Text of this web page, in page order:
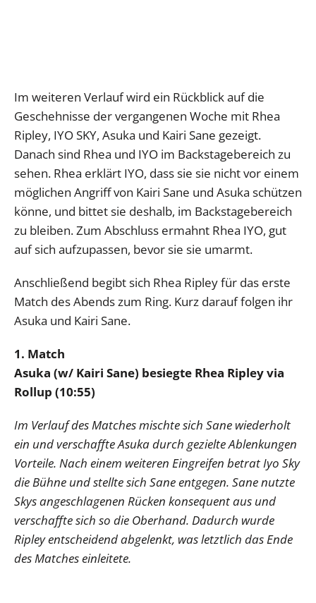
Im weiteren Verlauf wird ein Rückblick auf die
Geschehnisse der vergangenen Woche mit Rhea
Ripley, IYO SKY, Asuka und Kairi Sane gezeigt.
Danach sind Rhea und IYO im Backstagebereich zu
sehen. Rhea erklärt IYO, dass sie sie nicht vor einem
möglichen Angriff von Kairi Sane und Asuka schützen
könne, und bittet sie deshalb, im Backstagebereich
zu bleiben. Zum Abschluss ermahnt Rhea IYO, gut
auf sich aufzupassen, bevor sie sie umarmt.
Anschließend begibt sich Rhea Ripley für das erste
Match des Abends zum Ring. Kurz darauf folgen ihr
Asuka und Kairi Sane.
1. Match
Asuka (w/ Kairi Sane) besiegte Rhea Ripley via
Rollup (10:55)
Im Verlauf des Matches mischte sich Sane wiederholt
ein und verschaffte Asuka durch gezielte Ablenkungen
Vorteile. Nach einem weiteren Eingreifen betrat Iyo Sky
die Bühne und stellte sich Sane entgegen. Sane nutzte
Skys angeschlagenen Rücken konsequent aus und
verschaffte sich so die Oberhand. Dadurch wurde
Ripley entscheidend abgelenkt, was letztlich das Ende
des Matches einleitete.